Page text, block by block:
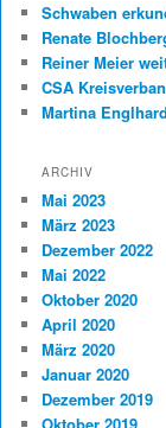
Schwaben
Renate
Reiner Meier
CSA
Martina
ARCHIV
Mai 2023
März 2023
Dezember 2022
Mai 2022
Oktober 2020
April 2020
März 2020
Januar 2020
Dezember 2019
Oktober 2019